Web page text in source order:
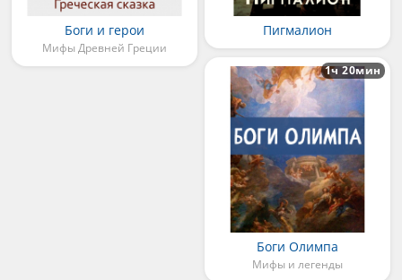
Боги и герои
Мифы Древней Греции
Пигмалион
Боги Олимпа
Мифы и легенды
1ч 20мин